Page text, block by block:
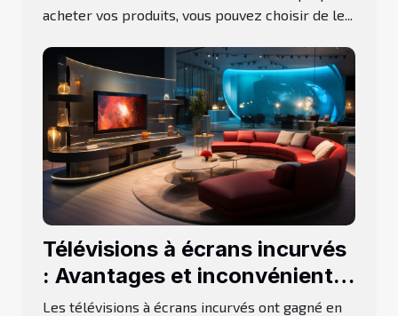
faire le bon choix ?
acheter vos produits, vous pouvez choisir de le...
Télévisions à écrans incurvés
: Avantages et inconvénients
de ce type d’écran
Les télévisions à écrans incurvés ont gagné en